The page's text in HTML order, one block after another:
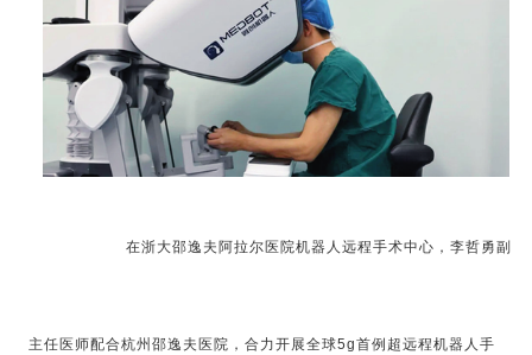
在浙大邵逸夫阿拉尔医院机器人远程手术中心，李哲勇副
主任医师配合杭州邵逸夫医院，合力开展全球5g首例超远程机器人手